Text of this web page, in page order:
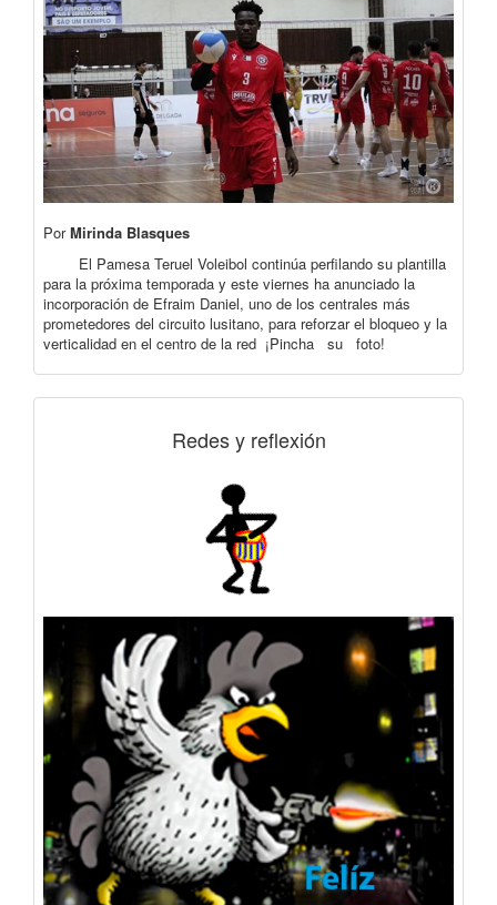
PorMirinda Blasques
El Pamesa Teruel Voleibol continúa perfilando su plantilla
para la próxima temporada y este viernes ha anunciado la
incorporación de Efraim Daniel, uno de los centrales más
prometedores del circuito lusitano, para reforzar el bloqueo y la
verticalidad en el centro de la red ¡Pincha su foto!
Redes y reflexión